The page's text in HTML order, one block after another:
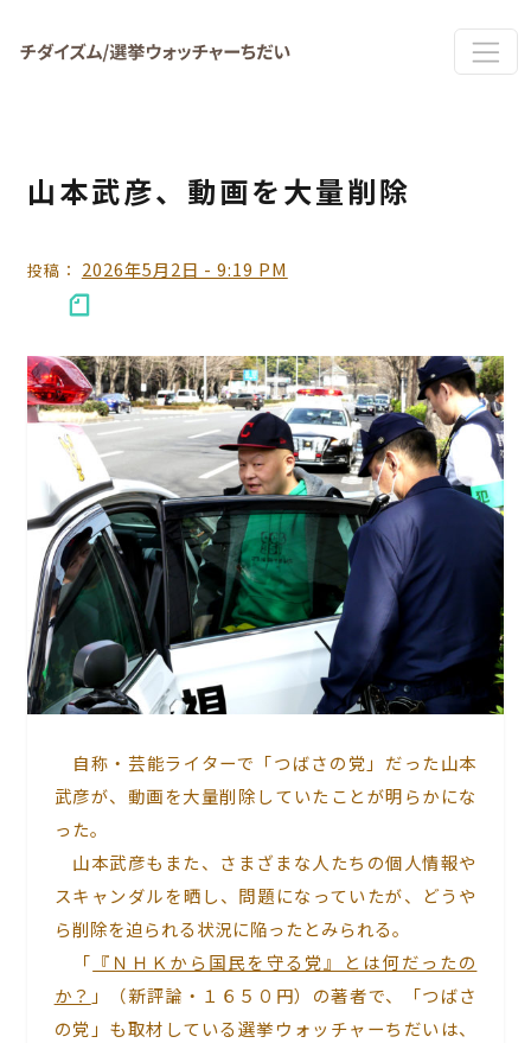
山本武彦、動画を大量削除
投稿： 2026年5月2日 - 9:19 PM
自称・芸能ライターで「つばさの党」だった山本
武彦が、動画を大量削除していたことが明らかにな
った。
山本武彦もまた、さまざまな人たちの個人情報や
スキャンダルを晒し、問題になっていたが、どうや
ら削除を迫られる状況に陥ったとみられる。
「 『ＮＨＫから国民を守る党』とは何だったの
か？ 」（新評論・１６５０円）の著者で、「つばさ
の党」も取材している選挙ウォッチャーちだいは、